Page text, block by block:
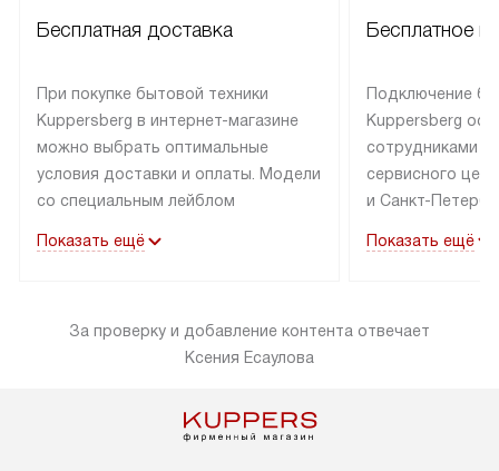
Бесплатная доставка
При покупке бытовой техники
Kuppersberg в интернет-магазине
можно выбрать оптимальные
условия доставки и оплаты. Модели
со специальным лейблом
в пределах МКАД до подъезда,
«в наличии» может быть отправлен
покупателю в течение трех дней.
и другие регионы осуществляется
через транспортную компанию.
Показать ещё
Бесплатное
Подключение
Kuppersberg
сотрудниками
сервисного
и Санкт-
подключается к
за пределы
Показать ещё
За проверку и добавление контента отвечает
Ксения Есаулова